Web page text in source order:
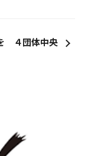
４団体中央